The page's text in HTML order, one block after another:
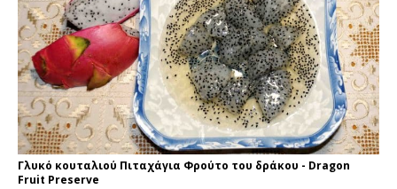
Γλυκό κουταλιού Πιταχάγια Φρούτο του δράκου - Dragon
Fruit Preserve